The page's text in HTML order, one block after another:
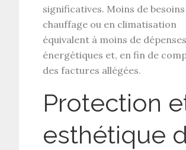
significatives. Moins de
chauffage ou en climatisation
équivalent à moins de dépenses
énergétiques et, en fin de
des factures allégées.
Protection
esthétique